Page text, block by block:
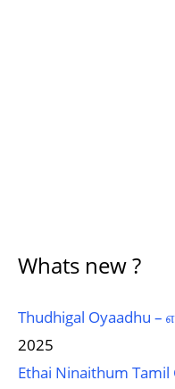
Whats new ?
Thudhigal Oyaadhu –
2025
Ethai Ninaithum Tamil